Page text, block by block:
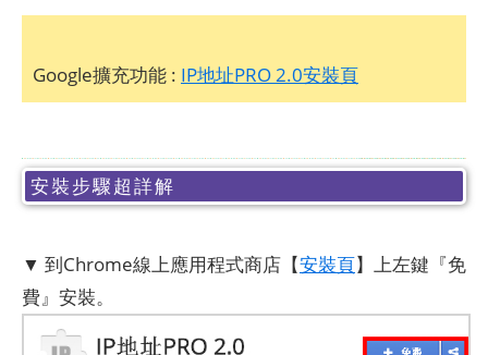
Google擴充功能 : IP地址PRO 2.0安裝頁
安裝步驟超詳解
▼ 到Chrome線上應用程式商店【安裝頁】上左鍵『免
費』安裝。